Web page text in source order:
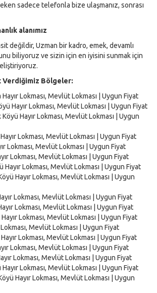
sadece telefonla bize ulaşmanız, sonrası
alanımız
değildir, Uzman bir kadro, emek, devamlı
biliyoruz ve sizin için en iyisini sunmak için
Verdiğimiz Bölgeler:
Lokması, Mevlüt Lokması | Uygun Fiyat
Hayır Lokması, Mevlüt Lokması | Uygun Fiyat
Hayır Lokması, Mevlüt Lokması | Uygun
Lokması, Mevlüt Lokması | Uygun Fiyat
Lokması, Mevlüt Lokması | Uygun Fiyat
Lokması, Mevlüt Lokması | Uygun Fiyat
Hayır Lokması, Mevlüt Lokması | Uygun Fiyat
Hayır Lokması, Mevlüt Lokması | Uygun
Lokması, Mevlüt Lokması | Uygun Fiyat
Lokması, Mevlüt Lokması | Uygun Fiyat
Hayır Lokması, Mevlüt Lokması | Uygun Fiyat
Lokması, Mevlüt Lokması | Uygun Fiyat
Lokması, Mevlüt Lokması | Uygun Fiyat
Lokması, Mevlüt Lokması | Uygun Fiyat
Lokması, Mevlüt Lokması | Uygun Fiyat
Lokması, Mevlüt Lokması | Uygun Fiyat
Hayır Lokması, Mevlüt Lokması | Uygun